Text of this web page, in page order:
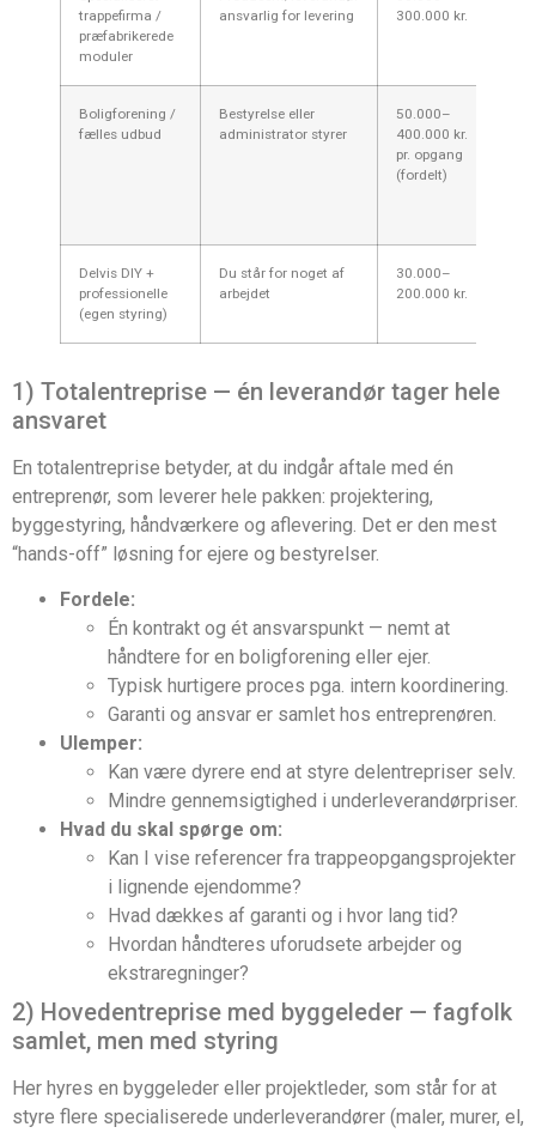
trappefirma /
præfabrikerede
moduler
ansvarlig for levering
300.000 kr.
Boligforening /
fælles udbud
Bestyrelse eller
administrator styrer
50.000–
400.000 kr.
pr. opgang
(fordelt)
Delvis DIY +
professionelle
(egen styring)
Du står for noget af
arbejdet
30.000–
200.000 kr.
1) Totalentreprise — én leverandør tager hele
ansvaret
En totalentreprise betyder, at du indgår aftale med én
entreprenør, som leverer hele pakken: projektering,
byggestyring, håndværkere og aflevering. Det er den mest
“hands-off” løsning for ejere og bestyrelser.
Fordele:
Én kontrakt og ét ansvarspunkt — nemt at
håndtere for en boligforening eller ejer.
Typisk hurtigere proces pga. intern koordinering.
Garanti og ansvar er samlet hos entreprenøren.
Ulemper:
Kan være dyrere end at styre delentrepriser selv.
Mindre gennemsigtighed i underleverandørpriser.
Hvad du skal spørge om:
Kan I vise referencer fra trappeopgangsprojekter
i lignende ejendomme?
Hvad dækkes af garanti og i hvor lang tid?
Hvordan håndteres uforudsete arbejder og
ekstraregninger?
2) Hovedentreprise med byggeleder — fagfolk
samlet, men med styring
Her hyres en byggeleder eller projektleder, som står for at
styre flere specialiserede underleverandører (maler, murer, el,